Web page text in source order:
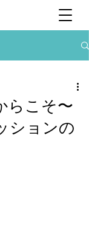
らこそ〜
ションの